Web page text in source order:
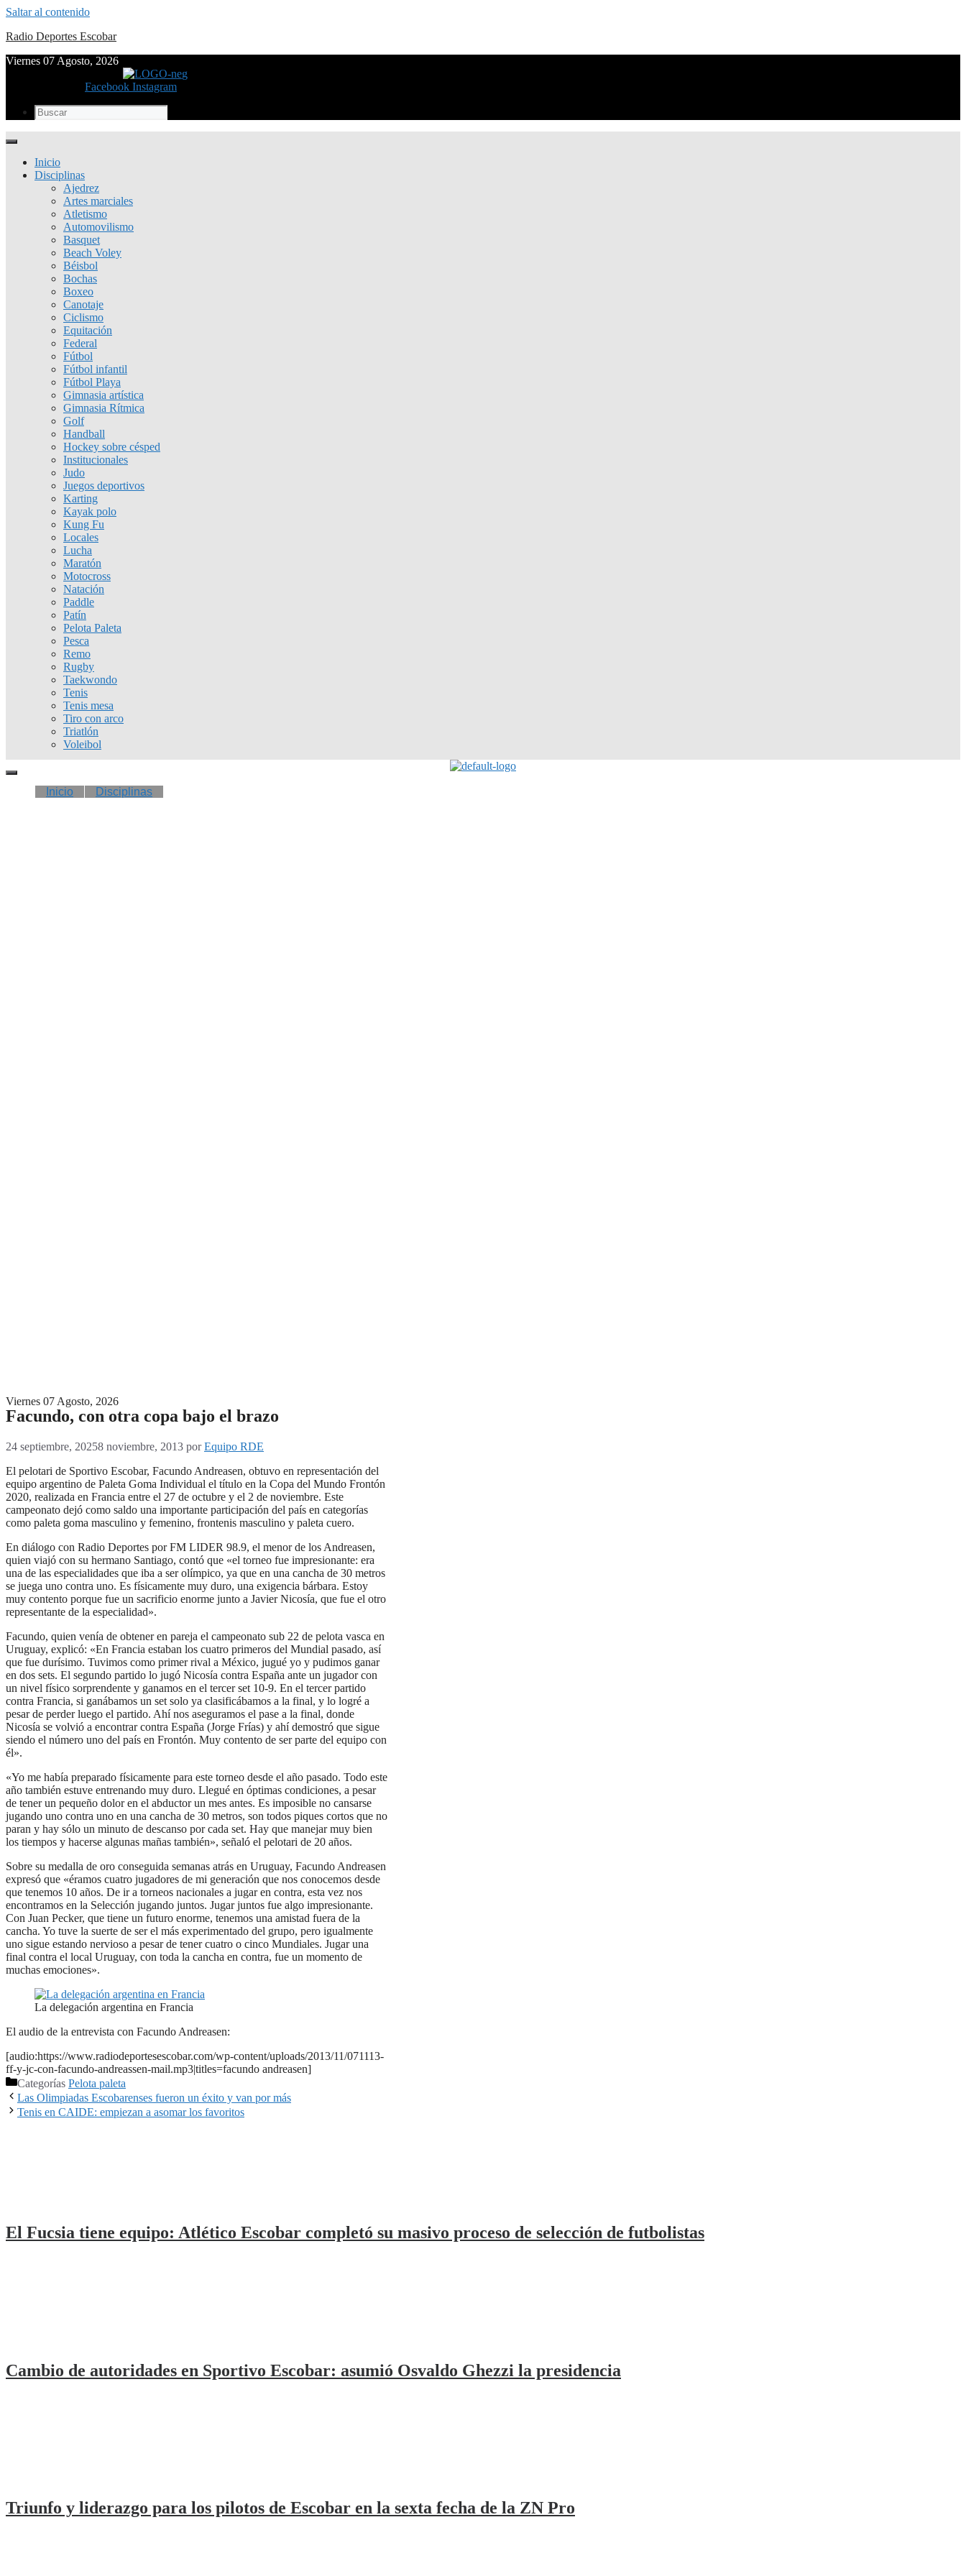
Saltar al contenido
Radio Deportes Escobar
Viernes 07 Agosto, 2026
Facebook Instagram
Inicio
Disciplinas
Ajedrez
Artes marciales
Atletismo
Automovilismo
Basquet
Beach Voley
Béisbol
Bochas
Boxeo
Canotaje
Ciclismo
Equitación
Federal
Fútbol
Fútbol infantil
Fútbol Playa
Gimnasia artística
Gimnasia Rítmica
Golf
Handball
Hockey sobre césped
Institucionales
Judo
Juegos deportivos
Karting
Kayak polo
Kung Fu
Locales
Lucha
Maratón
Motocross
Natación
Paddle
Patín
Pelota Paleta
Pesca
Remo
Rugby
Taekwondo
Tenis
Tenis mesa
Tiro con arco
Triatlón
Voleibol
Inicio Disciplinas
Viernes 07 Agosto, 2026
Facundo, con otra copa bajo el brazo
24 septiembre, 20258 noviembre, 2013 porEquipo RDE
El pelotari de Sportivo Escobar, Facundo Andreasen, obtuvo en representación del
equipo argentino de Paleta Goma Individual el título en la Copa del Mundo Frontón
2020, realizada en Francia entre el 27 de octubre y el 2 de noviembre. Este
campeonato dejó como saldo una importante participación del país en categorías
como paleta goma masculino y femenino, frontenis masculino y paleta cuero.
En diálogo con Radio Deportes por FM LIDER 98.9, el menor de los Andreasen,
quien viajó con su hermano Santiago, contó que «el torneo fue impresionante: era
una de las especialidades que iba a ser olímpico, ya que en una cancha de 30 metros
se juega uno contra uno. Es físicamente muy duro, una exigencia bárbara. Estoy
muy contento porque fue un sacrificio enorme junto a Javier Nicosía, que fue el otro
representante de la especialidad».
Facundo, quien venía de obtener en pareja el campeonato sub 22 de pelota vasca en
Uruguay, explicó: «En Francia estaban los cuatro primeros del Mundial pasado, así
que fue durísimo. Tuvimos como primer rival a México, jugué yo y pudimos ganar
en dos sets. El segundo partido lo jugó Nicosía contra España ante un jugador con
un nivel físico sorprendente y ganamos en el tercer set 10-9. En el tercer partido
contra Francia, si ganábamos un set solo ya clasificábamos a la final, y lo logré a
pesar de perder luego el partido. Ahí nos aseguramos el pase a la final, donde
Nicosía se volvió a encontrar contra España (Jorge Frías) y ahí demostró que sigue
siendo el número uno del país en Frontón. Muy contento de ser parte del equipo con
él».
«Yo me había preparado físicamente para este torneo desde el año pasado. Todo este
año también estuve entrenando muy duro. Llegué en óptimas condiciones, a pesar
de tener un pequeño dolor en el abductor un mes antes. Es imposible no cansarse
jugando uno contra uno en una cancha de 30 metros, son todos piques cortos que no
paran y hay sólo un minuto de descanso por cada set. Hay que manejar muy bien
los tiempos y hacerse algunas mañas también», señaló el pelotari de 20 años.
Sobre su medalla de oro conseguida semanas atrás en Uruguay, Facundo Andreasen
expresó que «éramos cuatro jugadores de mi generación que nos conocemos desde
que tenemos 10 años. De ir a torneos nacionales a jugar en contra, esta vez nos
encontramos en la Selección jugando juntos. Jugar juntos fue algo impresionante.
Con Juan Pecker, que tiene un futuro enorme, tenemos una amistad fuera de la
cancha. Yo tuve la suerte de ser el más experimentado del grupo, pero igualmente
uno sigue estando nervioso a pesar de tener cuatro o cinco Mundiales. Jugar una
final contra el local Uruguay, con toda la cancha en contra, fue un momento de
muchas emociones».
La delegación argentina en Francia
El audio de la entrevista con Facundo Andreasen:
[audio:https://www.radiodeportesescobar.com/wp-content/uploads/2013/11/071113-
ff-y-jc-con-facundo-andreassen-mail.mp3|titles=facundo andreasen]
Categorías Pelota paleta
Las Olimpiadas Escobarenses fueron un éxito y van por más
Tenis en CAIDE: empiezan a asomar los favoritos
El Fucsia tiene equipo: Atlético Escobar completó su masivo proceso de selección de futbolistas
Cambio de autoridades en Sportivo Escobar: asumió Osvaldo Ghezzi la presidencia
Triunfo y liderazgo para los pilotos de Escobar en la sexta fecha de la ZN Pro